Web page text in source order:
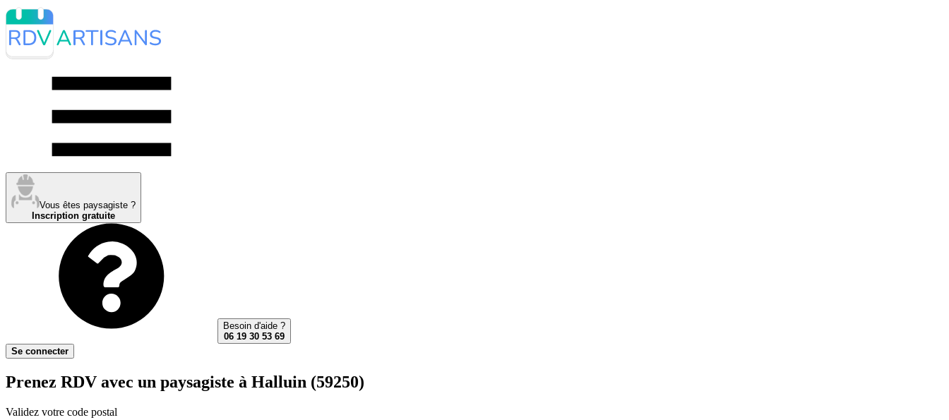
Vous êtes paysagiste ?
Inscription gratuite
Besoin d'aide ?
06 19 30 53 69
Se connecter
Prenez RDV avec un paysagiste à Halluin (59250)
Validez votre code postal